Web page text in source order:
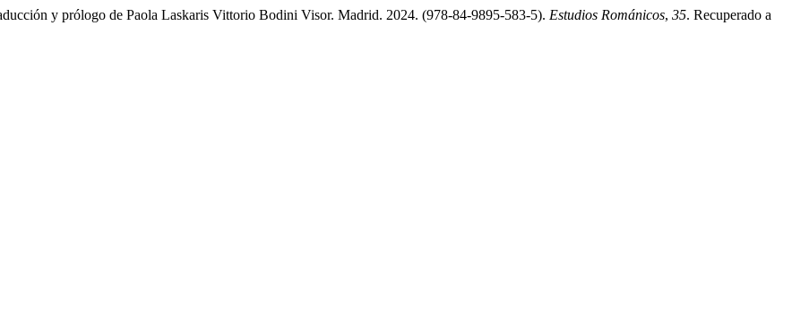
y prólogo de Paola Laskaris Vittorio Bodini Visor. Madrid. 2024. (978-84-9895-583-5). Estudios Románicos, 35. Recuperado a